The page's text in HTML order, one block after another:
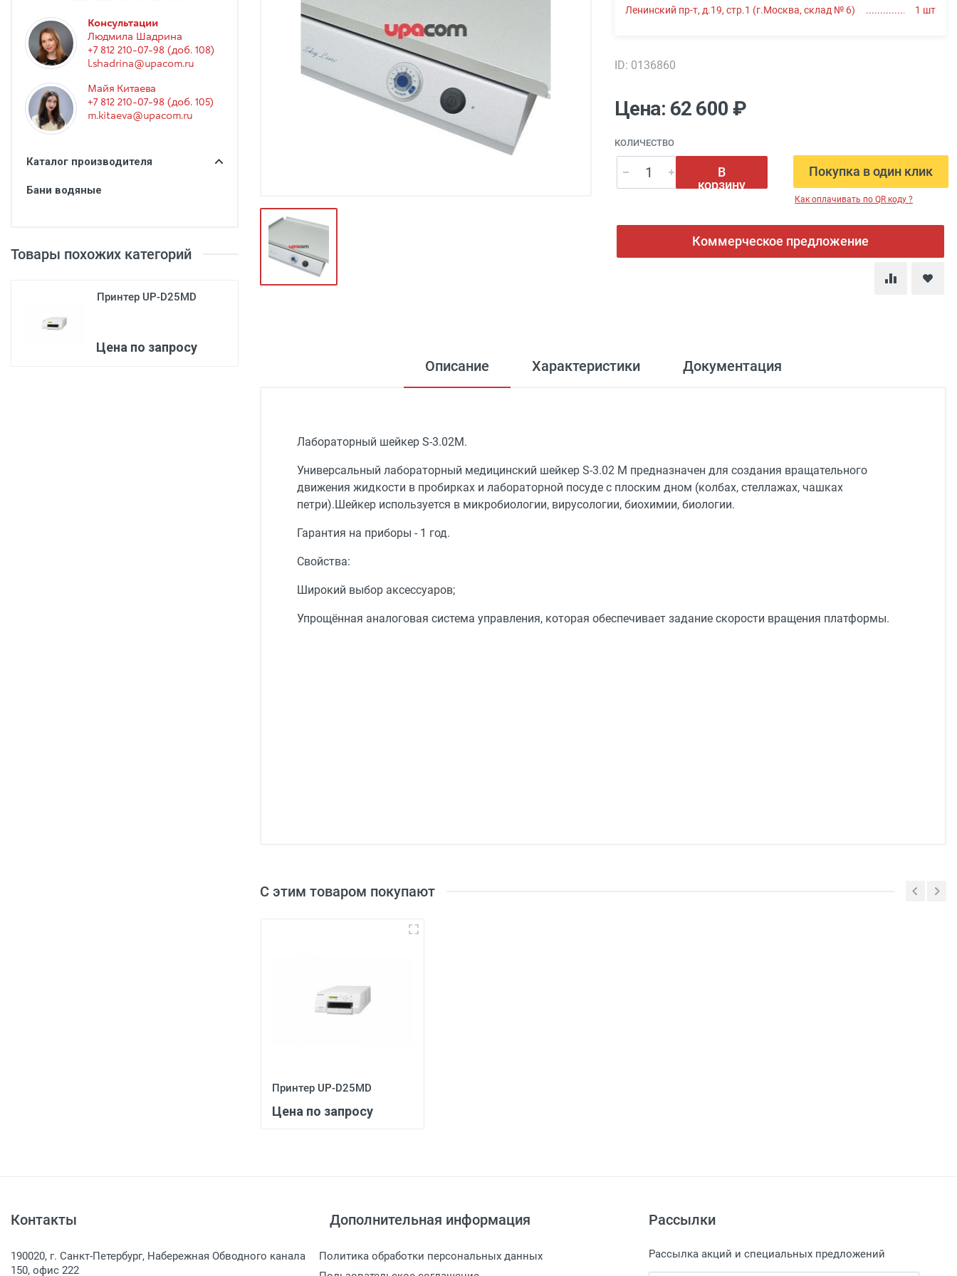
Эндоскопия
Функциональная диагностика
Урология
Дезинфекция и стерилизация
Вспомогательное оборудование
Медицинская мебель
Консультации
Людмила Шадрина
+7 812 210-07-98 (доб. 108)
l.shadrina@upacom.ru
Майя Китаева
+7 812 210-07-98 (доб. 105)
m.kitaeva@upacom.ru
Каталог производителя
Бани водяные
Товары похожих категорий
Принтер UP-D25MD
Цена по запросу
Ленинский пр-т, д.19, стр.1 (г.Москва, склад № 6) 1 шт
ID: 0136860
Цена: 62 600 ₽
КОЛИЧЕСТВО
В
корзину
Покупка в один клик
Как оплачивать по QR коду ?
Коммерческое предложение
Описание Характеристики Документация
Лабораторный шейкер S-3.02M.
Универсальный лабораторный медицинский шейкер S-3.02 М предназначен для создания вращательного
движения жидкости в пробирках и лабораторной посуде с плоским дном (колбах, стеллажах, чашках
петри).Шейкер используется в микробиологии, вирусологии, биохимии, биологии.
Гарантия на приборы - 1 год.
Свойства:
Широкий выбор аксессуаров;
Упрощённая аналоговая система управления, которая обеспечивает задание скорости вращения платформы.
3
С этим товаром покупают
Принтер UP-D25MD
Цена по запросу
Контакты
190020, г. Санкт-Петербург, Набережная Обводного канала
150, офис 222
Дополнительная информация
Политика обработки персональных данных
Рассылки
Рассылка акций и специальных предложений